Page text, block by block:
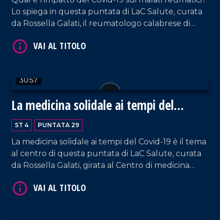
Lo spiega in questa puntata di LaC Salute, curata
da Rossella Galati, il reumatologo calabrese di
della cattedra e della scuola di specializzazione di
su scala nazionale sugli effetti del coronavirus sui
malati reumatici. Nel corso della puntata spazio
anche alle voci dei cittadini rispetto al vaccino
contro il coronavirus.
30:57
La medicina solidale ai tempi del
coronavirus
ST 4 PUNTATA 29
La medicina solidale ai tempi del Covid-19 è il tema
al centro di questa puntata di LaC Salute, curata
da Rossella Galati, girata al Centro di medicina
di Pellaro, Reggio Calabria, che ha da poco
VAI AL TITOLO